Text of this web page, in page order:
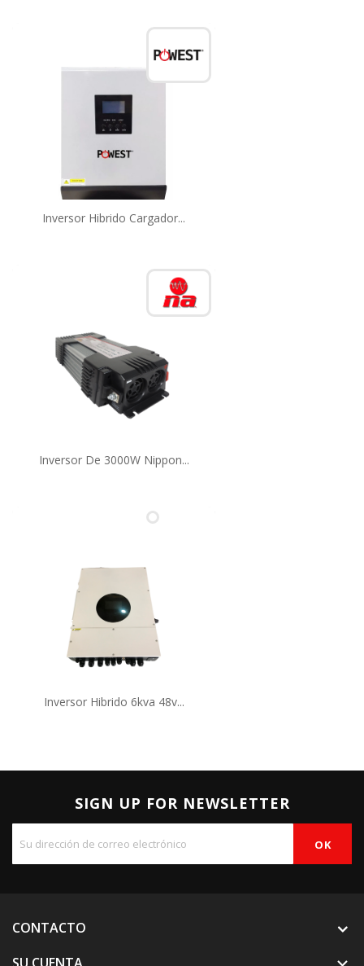
Inversor Hibrido Cargador...
Inversor De 3000W Nippon...
Inversor Hibrido 6kva 48v...
SIGN UP FOR NEWSLETTER
CONTACTO